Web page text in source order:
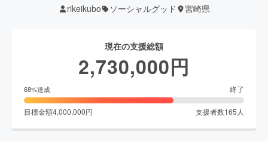
rikeikubo ソーシャルグッド 宮崎県
現在の支援総額
2,730,000円
68%達成 終了
目標金額4,000,000円 支援者数165 人